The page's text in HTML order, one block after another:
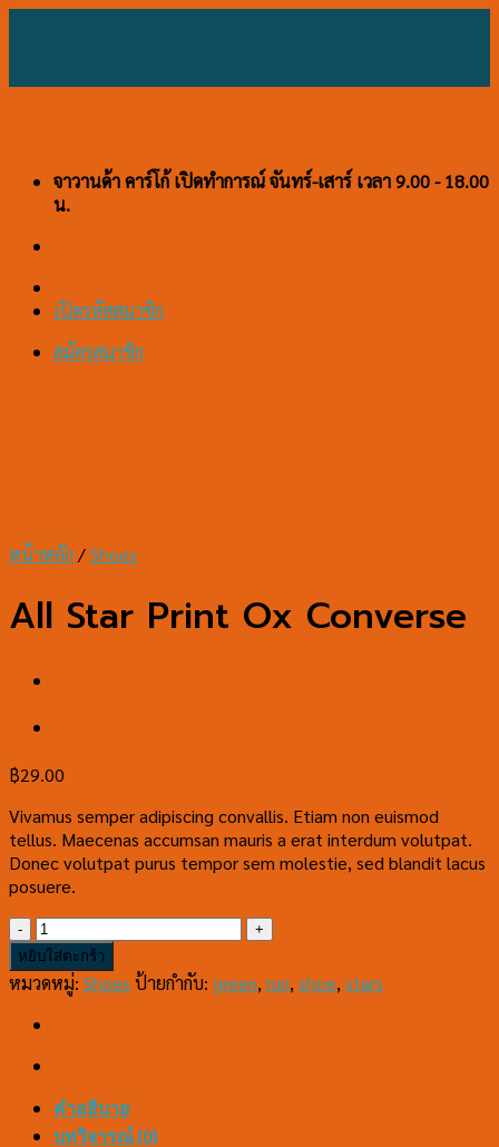
จาวานด้า คาร์โก้ เปิดทำการณ์ จันทร์-เสาร์ เวลา 9.00 - 18.00
น.
เปิดรหัสสมาชิก
สมัครสมาชิก
หน้าหลัก /Shoes
All Star Print Ox Converse
฿29.00
Vivamus semper adipiscing convallis. Etiam non euismod
tellus. Maecenas accumsan mauris a erat interdum volutpat.
Donec volutpat purus tempor sem molestie, sed blandit lacus
posuere.
จำนวน
All
Star
Print
Ox
ชิ้น
หยิบใส่ตะกร้า
หมวดหมู่: Shoes ป้ายกำกับ: green, run, shoe, stars
คำอธิบาย
บทวิจารณ์ (0)